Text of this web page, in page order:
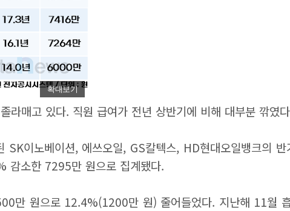
확대보기
라매고 있다. 직원 급여가 전년 상반기에 비해 대부분 깎였
이노베이션, 에쓰오일, GS칼텍스, HD현대오일뱅크의
감소한 7295만 원으로 집계됐다.
만 원으로 12.4%(1200만 원) 줄어들었다. 지난해 11월